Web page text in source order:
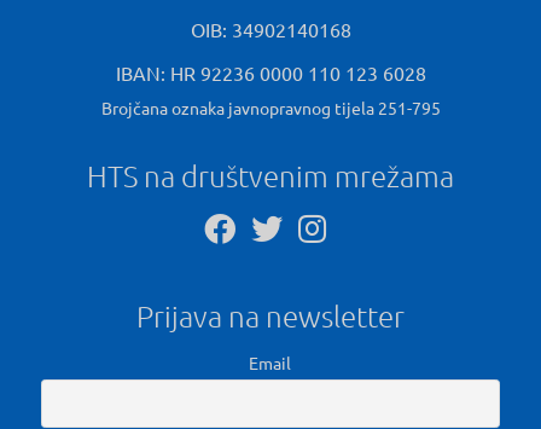
OIB: 34902140168
IBAN: HR 92236 0000 110 123 6028
Brojčana oznaka javnopravnog tijela 251-795
HTS na društvenim mrežama
Prijava na newsletter
Email